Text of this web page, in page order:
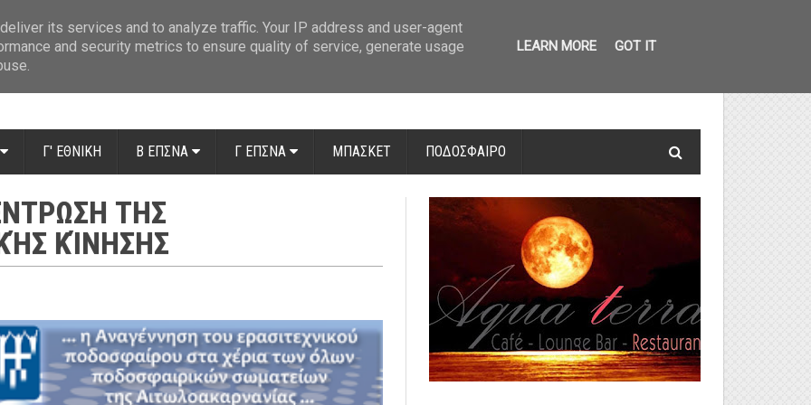
Γ' ΕΘΝΙΚΗ Β ΕΠΣΝΑ Γ ΕΠΣΝΑ ΜΠΑΣΚΕΤ ΠΟΔΟΣΦΑΙΡΟ
ΤΗΣ
ΚΊΝΗΣΗΣ
its services and to analyze traffic. Your IP address and user-agent
and security metrics to ensure quality of service, generate usage
LEARN MORE GOT IT